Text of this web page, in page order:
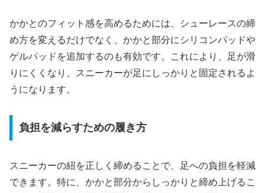
かかとのフィット感を高めるためには、シューレースの締
め方を変えるだけでなく、かかと部分にシリコンパッドや
ゲルパッドを追加するのも有効です。これにより、足が滑
りにくくなり、スニーカーが足にしっかりと固定されるよ
うになります。
負担を減らすための履き方
スニーカーの紐を正しく締めることで、足への負担を軽減
できます。特に、かかと部分からしっかりと締め上げるこ